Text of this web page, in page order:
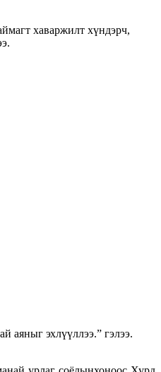
хаваржилт хүндэрч,
аяныг эхлүүллээ.” гэлээ.